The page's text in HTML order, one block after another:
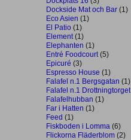
Dockside Mat och Bar (1)
Eco Asien (1)
El Patio (1)
Element (1)
Elephanten (1)
Entré Foodcourt (5)
Epicuré (3)
Espresso House (1)
Falafel n.1 Bergsgatan (1)
Falafel n.1 Drottningtorget
Falafelhubban (1)
Far i Hatten (1)
Feed (1)
Fiskboden i Lomma (6)
Flickorna Fläderblom (2)